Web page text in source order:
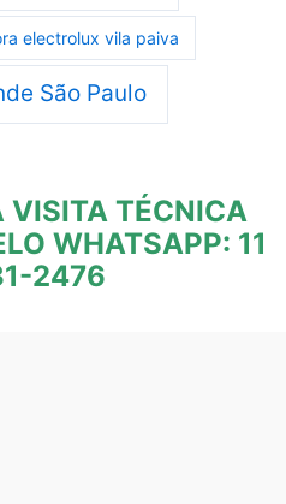
electrolux vila paiva
São Paulo
VISITA TÉCNICA
WHATSAPP: 11
2476